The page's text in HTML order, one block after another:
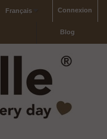
Connexion
Français
Blog